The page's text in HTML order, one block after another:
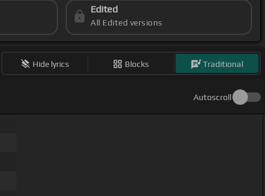
Edited
All Edited versions
Hide lyrics Blocks Traditional
Autoscroll